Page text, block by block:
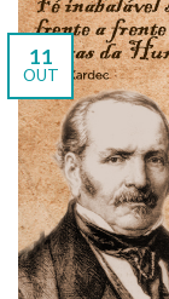
11
OUT